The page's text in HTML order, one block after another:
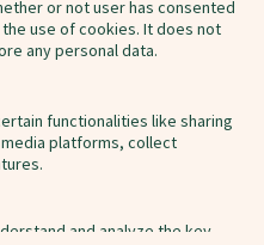
or not user has consented
use of cookies. It does not
any personal data.
functionalities like sharing
platforms, collect
and analyze the key